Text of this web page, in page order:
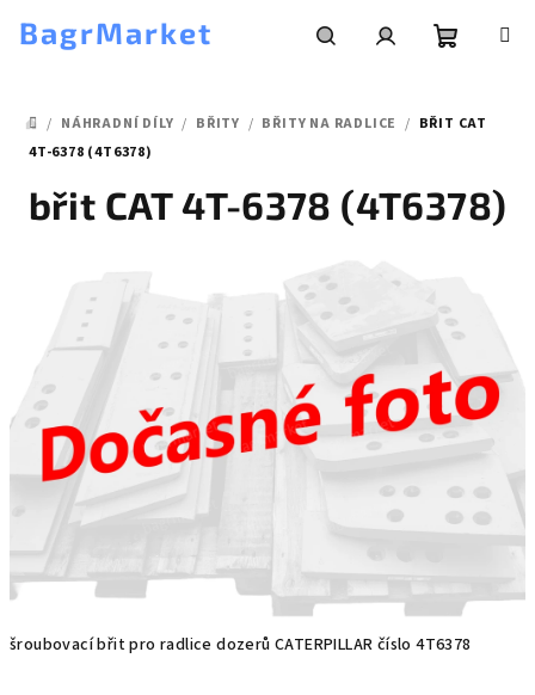
BagrMarket
DOMŮ
/ NÁHRADNÍ DÍLY / BŘITY / BŘITY NA RADLICE / BŘIT CAT
4T-6378 (4T6378)
šroubovací břit pro radlice dozerů CATERPILLAR číslo 4T6378
břit CAT 4T-6378 (4T6378)